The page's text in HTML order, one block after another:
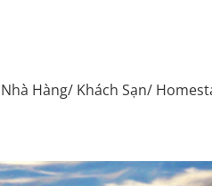
Hàng/ Khách Sạn/